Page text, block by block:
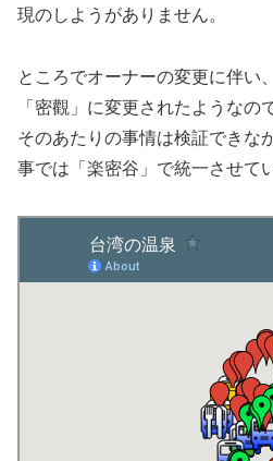
現のしようがありません。
ところでオーナーの変更に伴い
「密觀」に変更されたようなの
そのあたりの事情は検証できな
事では「楽密谷」で統一させて